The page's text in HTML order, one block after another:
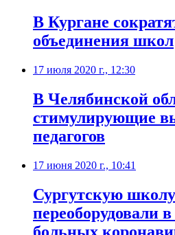
В Кургане
объединения школ
17 июля 2020 г., 12:30
В Челябинской
стимулирующие
педагогов
17 июня 2020 г., 10:41
Сургутскую школу
переоборудовали
больных